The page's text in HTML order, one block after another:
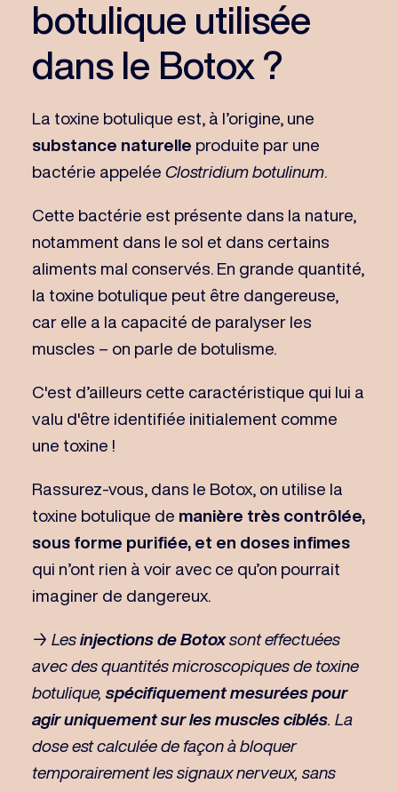
botulique utilisée
dans le Botox ?
La toxine botulique est, à l’origine, une
substance naturelle produite par une
bactérie appelée Clostridium botulinum.
Cette bactérie est présente dans la nature,
notamment dans le sol et dans certains
aliments mal conservés. En grande quantité,
la toxine botulique peut être dangereuse,
car elle a la capacité de paralyser les
muscles – on parle de botulisme.
C'est d’ailleurs cette caractéristique qui lui a
valu d'être identifiée initialement comme
une toxine !
Rassurez-vous, dans le Botox, on utilise la
toxine botulique de manière très contrôlée,
sous forme purifiée, et en doses infimes
qui n’ont rien à voir avec ce qu’on pourrait
imaginer de dangereux.
→ Lesinjections de Botoxsont effectuées
avec des quantités microscopiques de toxine
botulique, spécifiquement mesurées pour
agir uniquement sur les muscles ciblés. La
dose est calculée de façon à bloquer
temporairement les signaux nerveux, sans